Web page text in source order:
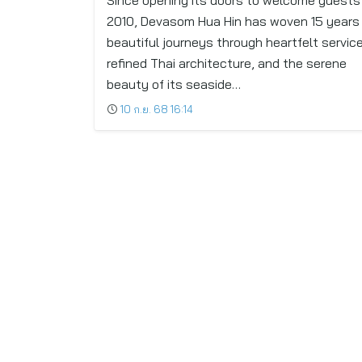
Flavours of a UNESCO Creative City of
Gastronomy
2010, Devasom Hua Hin has woven 15
beautiful journeys through heartfelt
refined Thai architecture, and the serene
beauty of its seaside…
10 ก.ย. 68 16:14